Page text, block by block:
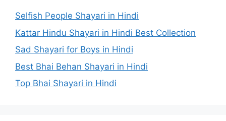
Selfish People Shayari in Hindi
Kattar Hindu Shayari in Hindi Best Collection
Sad Shayari for Boys in Hindi
Best Bhai Behan Shayari in Hindi
Top Bhai Shayari in Hindi